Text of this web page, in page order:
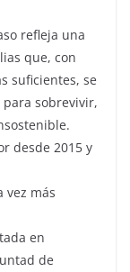
refleja una
que, con
suficientes, se
sobrevivir,
desde 2015 y
vez más
en
de